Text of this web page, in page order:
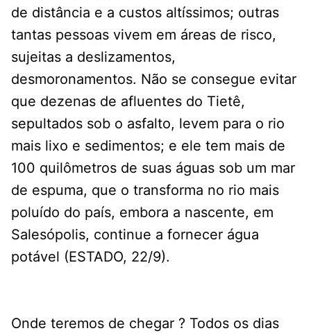
de distância e a custos altíssimos; outras
tantas pessoas vivem em áreas de risco,
sujeitas a deslizamentos,
desmoronamentos. Não se consegue evitar
que dezenas de afluentes do Tietê,
sepultados sob o asfalto, levem para o rio
mais lixo e sedimentos; e ele tem mais de
100 quilômetros de suas águas sob um mar
de espuma, que o transforma no rio mais
poluído do país, embora a nascente, em
Salesópolis, continue a fornecer água
potável (ESTADO, 22/9).
Onde teremos de chegar ? Todos os dias